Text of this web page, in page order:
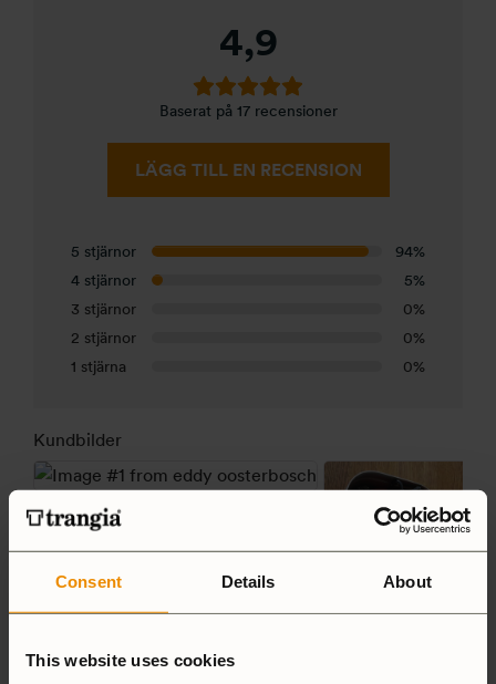
Consent Details About
This website uses cookies
4,9
Baserat på 17 recensioner
LÄGG TILL EN RECENSION
5 stjärnor
94%
4 stjärnor
5%
3 stjärnor
0%
2 stjärnor
0%
1 stjärna
0%
Kundbilder